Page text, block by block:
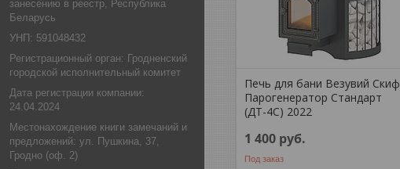
занесению в реестр, Республика
Беларусь
УНП: 591048432
Регистрационный орган: Гродненский
городской исполнительный комитет
Дата регистрации компании:
24.04.2024
Местонахождение книги замечаний и
предложений: ул. Пушкина, 37,
Гродно (оф. 2)
Печь для бани Везувий Скиф
Парогенератор Стандарт
(ДТ-4С) 2022
1 400 руб.
Под заказ